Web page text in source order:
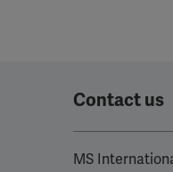
Contact us
MS